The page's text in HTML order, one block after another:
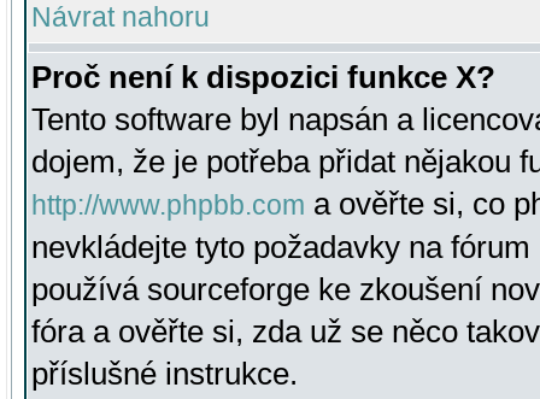
Návrat nahoru
Proč není k dispozici funkce X?
Tento software byl napsán a
dojem, že je potřeba přidat nějakou
http://www.phpbb.com a ověřte si, co
nevkládejte tyto požadavky na
používá sourceforge ke zkoušení
fóra a ověřte si, zda už se něco
příslušné instrukce.